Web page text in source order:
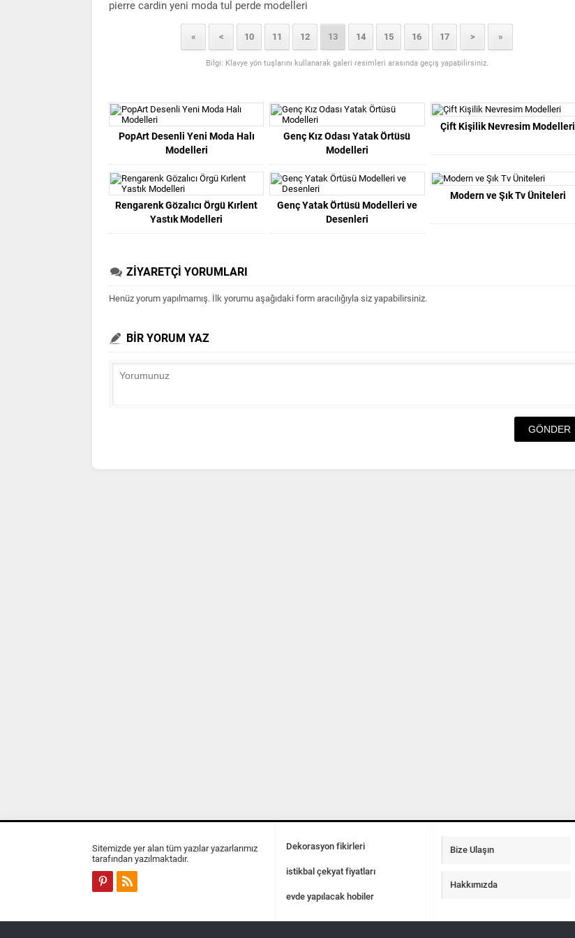
pierre cardin yeni moda tul perde modelleri
« < 10 11 12 13 14 15 16 17 > »
Bilgi: Klavye yön tuşlarını kullanarak galeri resimleri arasında geçiş yapabilirsiniz.
PopArt Desenli Yeni Moda Halı
Modelleri
Genç Kız Odası Yatak Örtüsü
Modelleri
Çift Kişilik Nevresim Modelleri
Rengarenk Gözalıcı Örgü Kırlent
Yastık Modelleri
Genç Yatak Örtüsü Modelleri ve
Desenleri
Modern ve Şık Tv Üniteleri
ZİYARETÇİ YORUMLARI
Henüz yorum yapılmamış. İlk yorumu aşağıdaki form aracılığıyla siz yapabilirsiniz.
BİR YORUM YAZ
Sitemizde yer alan tüm yazılar yazarlarımız
tarafından yazılmaktadır.
Dekorasyon fikirleri
istikbal çekyat fiyatları
evde yapılacak hobiler
Bize Ulaşın
Hakkımızda